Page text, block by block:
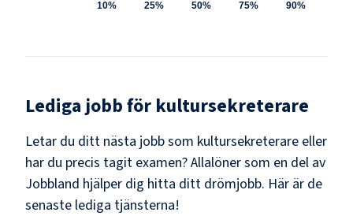
10% 25% 50% 75% 90%
Lediga jobb för kultursekreterare
Letar du ditt nästa jobb som kultursekreterare eller
har du precis tagit examen? Allalöner som en del av
Jobbland hjälper dig hitta ditt drömjobb. Här är de
senaste lediga tjänsterna!